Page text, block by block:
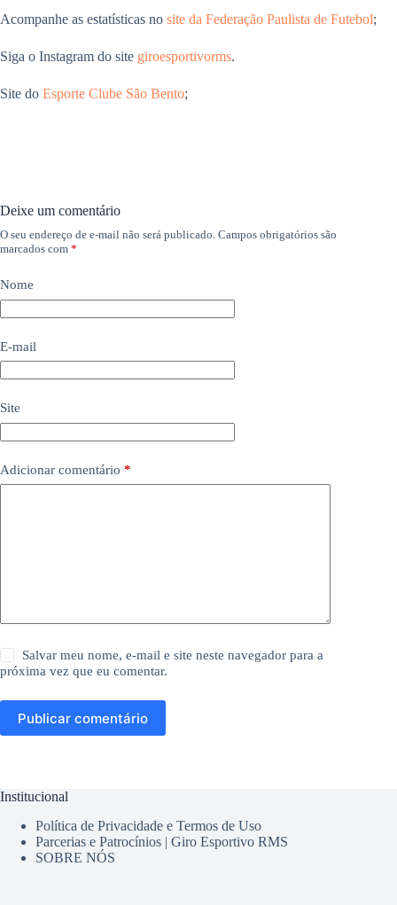
Acompanhe as estatísticas no site da Federação Paulista de Futebol;
Siga o Instagram do site giroesportivorms.
Site do Esporte Clube São Bento;
Deixe um comentário
O seu endereço de e-mail não será publicado. Campos obrigatórios são
marcados com *
Nome
E-mail
Site
Adicionar comentário *
Salvar meu nome, e-mail e site neste navegador para a
próxima vez que eu comentar.
Publicar comentário
Institucional
Política de Privacidade e Termos de Uso
Parcerias e Patrocínios | Giro Esportivo RMS
SOBRE NÓS